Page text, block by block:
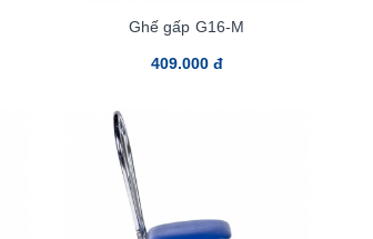
Ghế gấp G16-M
409.000 đ